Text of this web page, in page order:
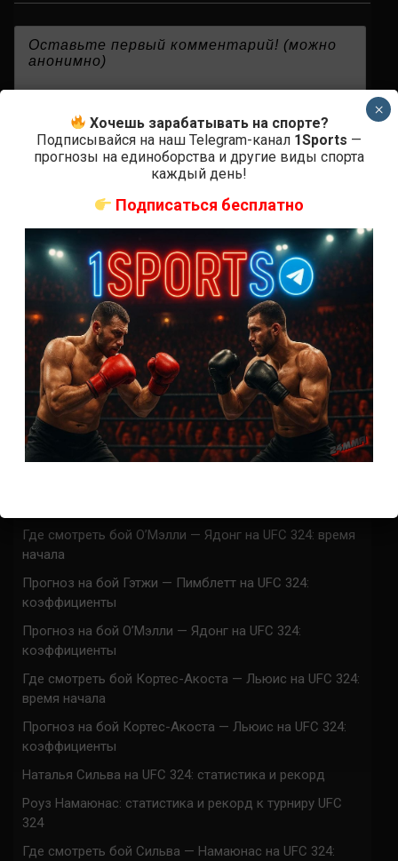
СВЕЖИЕ ЗАПИСИ
ACA 200 прямая трансляция
Марафон боев UFC 325 прямая трансляция
UFC 324 прямая трансляция
Марафон боев UFC 324 прямая трансляция
Где смотреть бой О’Мэлли — Ядонг на UFC 324: время
начала
Прогноз на бой Гэтжи — Пимблетт на UFC 324:
коэффициенты
Прогноз на бой О’Мэлли — Ядонг на UFC 324:
коэффициенты
Где смотреть бой Кортес-Акоста — Льюис на UFC 324:
время начала
Прогноз на бой Кортес-Акоста — Льюис на UFC 324:
коэффициенты
Наталья Сильва на UFC 324: статистика и рекорд
Роуз Намаюнас: статистика и рекорд к турниру UFC
324
Где смотреть бой Сильва — Намаюнас на UFC 324:
Хочешь зарабатывать на спорте?
Подписывайся на наш Telegram-канал 1Sports —
прогнозы на единоборства и другие виды спорта
каждый день!
Подписаться бесплатно
×